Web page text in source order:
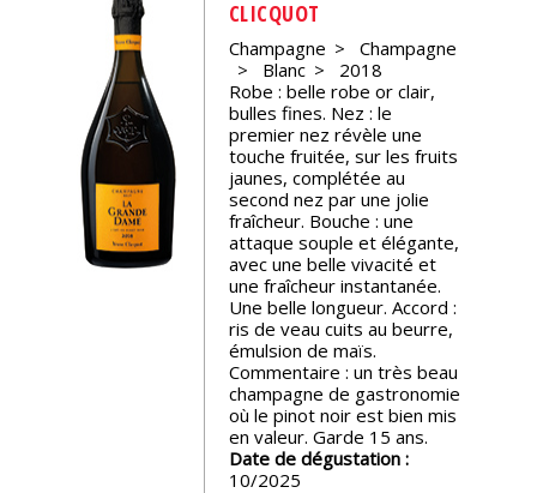
Nos
événements
Spiritueux
Notes
de
dégustation
CLICQUOT
Champagne
Champagne
Blanc
2018
Robe : belle robe or clair,
bulles fines. Nez : le
premier nez révèle une
touche fruitée, sur les fruits
jaunes, complétée au
second nez par une jolie
fraîcheur. Bouche : une
attaque souple et élégante,
avec une belle vivacité et
une fraîcheur instantanée.
Une belle longueur. Accord :
ris de veau cuits au beurre,
émulsion de maïs.
Commentaire : un très beau
champagne de gastronomie
où le pinot noir est bien mis
en valeur. Garde 15 ans.
Date de dégustation :
10/2025